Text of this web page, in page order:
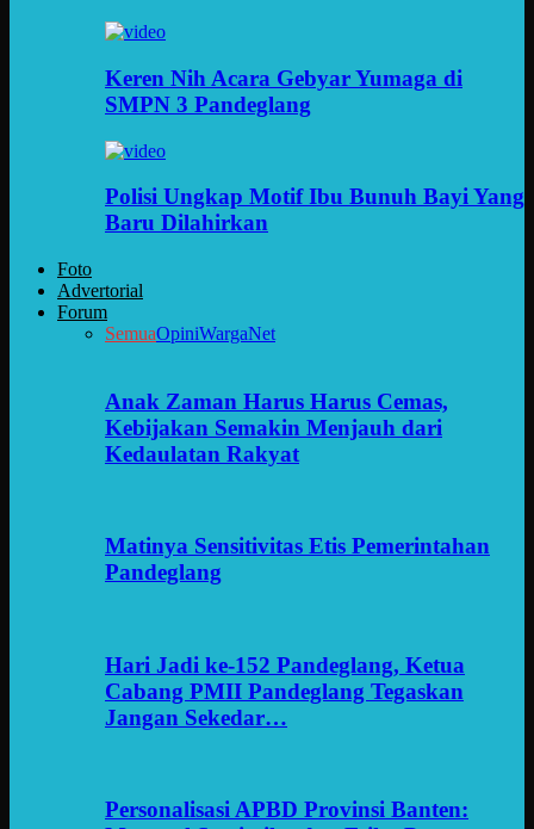
Keren Nih Acara Gebyar Yumaga di
SMPN 3 Pandeglang
Polisi Ungkap Motif Ibu Bunuh Bayi Yang
Baru Dilahirkan
Foto
Advertorial
Forum
SemuaOpiniWargaNet
Anak Zaman Harus Harus Cemas,
Kebijakan Semakin Menjauh dari
Kedaulatan Rakyat
Matinya Sensitivitas Etis Pemerintahan
Pandeglang
Hari Jadi ke-152 Pandeglang, Ketua
Cabang PMII Pandeglang Tegaskan
Jangan Sekedar…
Personalisasi APBD Provinsi Banten: